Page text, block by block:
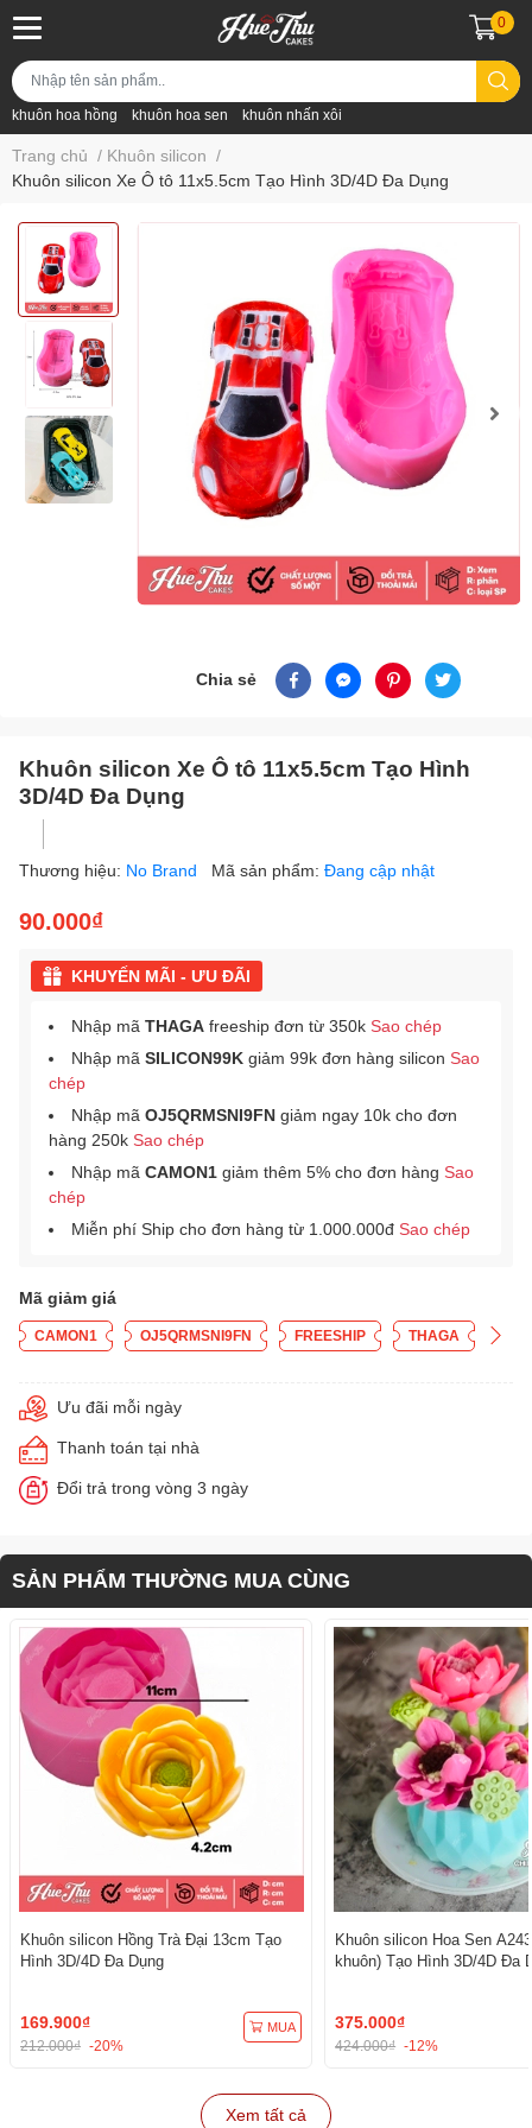
khuôn hoa hồng khuôn hoa sen khuôn nhấn xôi
0
Trang chủ / Khuôn silicon /
Khuôn silicon Xe Ô tô 11x5.5cm Tạo Hình 3D/4D Đa Dụng
Chia sẻ
Khuôn silicon Xe Ô tô 11x5.5cm Tạo Hình
3D/4D Đa Dụng
Thương hiệu: No Brand Mã sản phẩm: Đang cập nhật
90.000₫
KHUYẾN MÃI - ƯU ĐÃI
Nhập mã THAGA freeship đơn từ 350k Sao chép
Nhập mã SILICON99K giảm 99k đơn hàng silicon Sao
chép
Nhập mã OJ5QRMSNI9FN giảm ngay 10k cho đơn
hàng 250k Sao chép
Nhập mã CAMON1 giảm thêm 5% cho đơn hàng Sao
chép
Miễn phí Ship cho đơn hàng từ 1.000.000đ Sao chép
Mã giảm giá
CAMON1 OJ5QRMSNI9FN FREESHIP THAGA
Ưu đãi mỗi ngày
Thanh toán tại nhà
Đổi trả trong vòng 3 ngày
SẢN PHẨM THƯỜNG MUA CÙNG
Khuôn silicon Hồng Trà Đại 13cm Tạo
Hình 3D/4D Đa Dụng
169.900₫
212.000₫ -20%
MUA
Khuôn silicon Hoa Sen
khuôn) Tạo Hình 3D/4D Đa
375.000₫
424.000₫ -12%
Xem tất cả